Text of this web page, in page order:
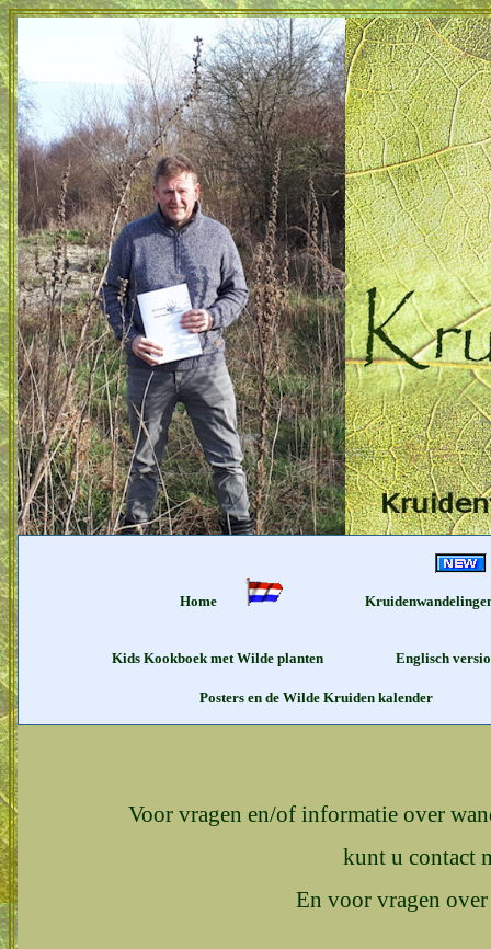
Home
Kids Kookboek met Wilde planten Englisch
Posters en de Wilde Kruiden kalender
Voor vragen en/of informatie over
kunt u contact
En voor vragen